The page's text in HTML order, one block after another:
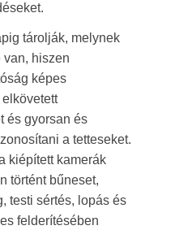
tárolják, melynek
van, hiszen
képes
és gyorsan és
a tetteseket.
kiépített kamerák
történt bűneset,
testi sértés, lopás és
felderítésében